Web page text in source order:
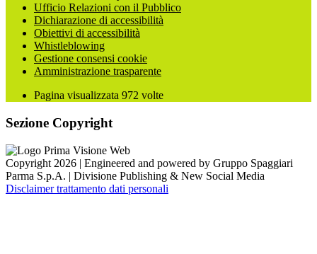
Ufficio Relazioni con il Pubblico
Dichiarazione di accessibilità
Obiettivi di accessibilità
Whistleblowing
Gestione consensi cookie
Amministrazione trasparente
Pagina visualizzata 972 volte
Sezione Copyright
Copyright 2026 | Engineered and powered by Gruppo Spaggiari
Parma S.p.A. | Divisione Publishing & New Social Media
Disclaimer trattamento dati personali